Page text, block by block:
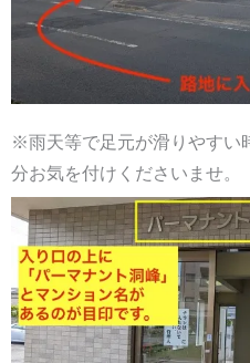
※雨天等で足元が滑りやすい
分お気を付けくださいませ。